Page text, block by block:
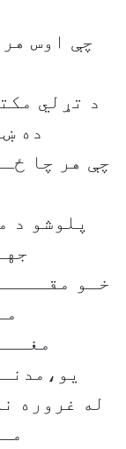
چې اوس هر
د تړلي
ده
چې هر چا
پلوشو د
خـو
له غروره